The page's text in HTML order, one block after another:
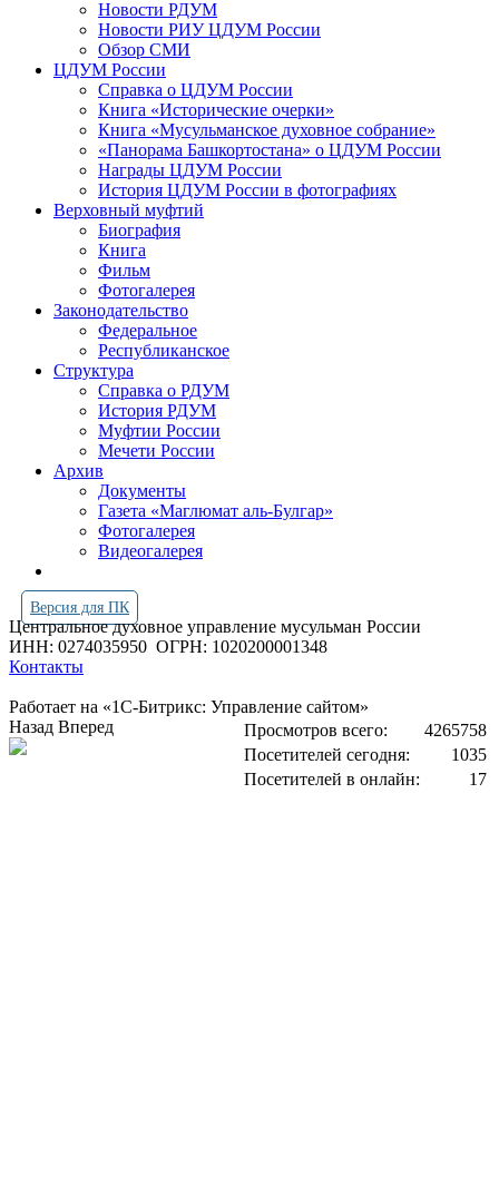
Новости РДУМ
Новости РИУ ЦДУМ России
Обзор СМИ
ЦДУМ России
Справка о ЦДУМ России
Книга «Исторические очерки»
Книга «Мусульманское духовное собрание»
«Панорама Башкортостана» о ЦДУМ России
Награды ЦДУМ России
История ЦДУМ России в фотографиях
Верховный муфтий
Биография
Книга
Фильм
Фотогалерея
Законодательство
Федеральное
Республиканское
Структура
Справка о РДУМ
История РДУМ
Муфтии России
Мечети России
Архив
Документы
Газета «Маглюмат аль-Булгар»
Фотогалерея
Видеогалерея
Версия для ПК
Центральное духовное управление мусульман России
ИНН: 0274035950 ОГРН: 1020200001348
Контакты
Работает на «1С-Битрикс: Управление сайтом»
Просмотров всего:
4265758
Посетителей сегодня:
1035
Посетителей в онлайн:
17
Назад Вперед